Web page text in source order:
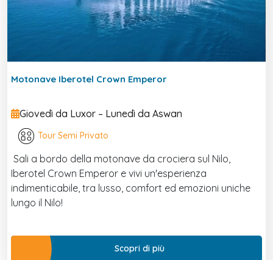
Motonave Iberotel Crown Emperor
Giovedì da Luxor – Lunedì da Aswan
Tour Semi Privato
Sali a bordo della motonave da crociera sul Nilo,
Iberotel Crown Emperor e vivi un'esperienza
indimenticabile, tra lusso, comfort ed emozioni uniche
lungo il Nilo!
Scopri di più